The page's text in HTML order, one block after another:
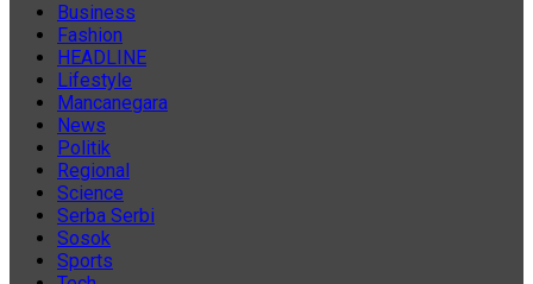
Business
Fashion
HEADLINE
Lifestyle
Mancanegara
News
Politik
Regional
Science
Serba Serbi
Sosok
Sports